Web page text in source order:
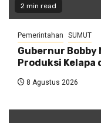
2 min read
Pemerintahan SUMUT
Gubernur Bobby
Produksi Kelapa
8 Agustus 2026